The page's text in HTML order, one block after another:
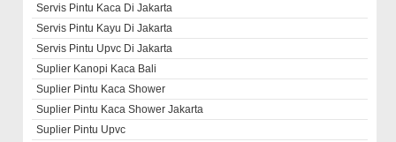
Servis Pintu Kaca Di Jakarta
Servis Pintu Kayu Di Jakarta
Servis Pintu Upvc Di Jakarta
Suplier Kanopi Kaca Bali
Suplier Pintu Kaca Shower
Suplier Pintu Kaca Shower Jakarta
Suplier Pintu Upvc